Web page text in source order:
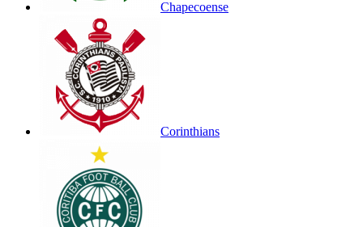
Chapecoense
Corinthians